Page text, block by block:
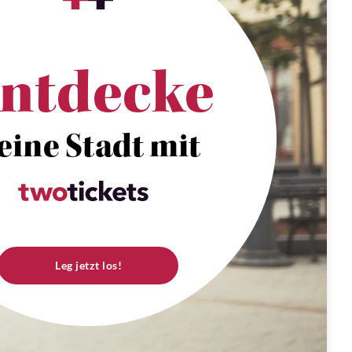
Stadt mit
Leg jetzt los!